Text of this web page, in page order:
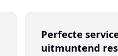
Perfecte
uitmuntend